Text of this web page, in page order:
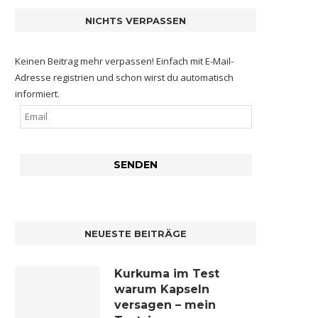
NICHTS VERPASSEN
Keinen Beitrag mehr verpassen! Einfach mit E-Mail-
Adresse registrien und schon wirst du automatisch
informiert.
NEUESTE BEITRÄGE
Kurkuma im Test
warum Kapseln
versagen – mein